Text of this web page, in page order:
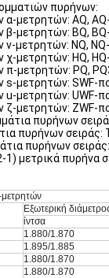
πυρήνων:
μετρητών: AQ,
μετρητών: BQ,
μετρητών: NQ, NQ-
μετρητών: HQ,
π-μετρητών: PQ,
s-μετρητών: SWF-
u-μετρητών: UWF-
ζ-μετρητών: ZWF-
πυρήνων
πυρήνων
πυρήνων
μετρικά πυρήνα
Εξωτερική
ίντσα
1.880/1.870
1.895/1.885
1.880/1.870
1.880/1.870